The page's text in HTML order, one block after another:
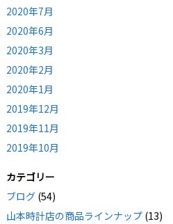
2020年7月
2020年6月
2020年3月
2020年2月
2020年1月
2019年12月
2019年11月
2019年10月
カテゴリー
ブログ(54)
山本時計店の商品ラインナップ(13)